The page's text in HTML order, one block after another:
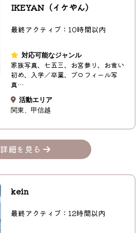
IKEYAN（イケやん）
最終アクティブ：10時間以内
対応可能なジャンル
家族写真、七五三、お宮参り、お食い
初め、入学／卒業、プロフィール写
真…
活動エリア
関東
甲信越
詳細を見る
kein
最終アクティブ：12時間以内